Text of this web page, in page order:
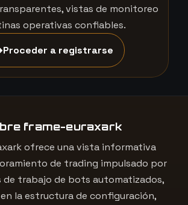
vistas de monitoreo
operativas confiables.
Proceder a registrarse
frame-euraxark
ofrece una vista informativa
de trading impulsado por
de trabajo de bots automatizados,
la estructura de configuración,